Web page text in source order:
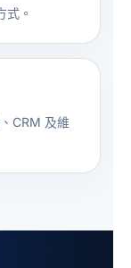
式。
CRM 及維